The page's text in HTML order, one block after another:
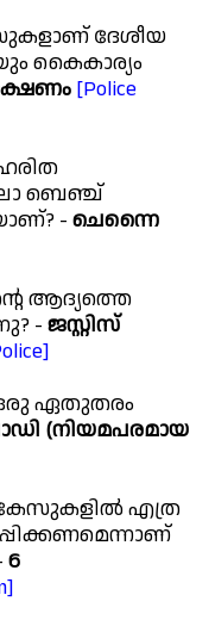
ദേശീയ
കൈകാര്യം
[Police
ബെഞ്ച്
- ചെന്നൈ
ആദ്യത്തെ
- ജസ്റ്റിസ്
ഒരു ഏതുതരം
ബോഡി (നിയമപരമായ
കേസുകളിൽ എത്ര
6